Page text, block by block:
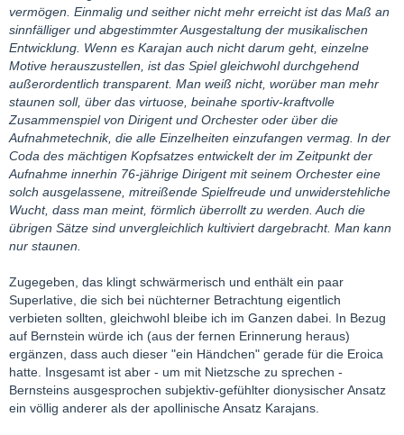
vermögen. Einmalig und seither nicht mehr erreicht ist das Maß an
sinnfälliger und abgestimmter Ausgestaltung der musikalischen
Entwicklung. Wenn es Karajan auch nicht darum geht, einzelne
Motive herauszustellen, ist das Spiel gleichwohl durchgehend
außerordentlich transparent. Man weiß nicht, worüber man mehr
staunen soll, über das virtuose, beinahe sportiv-kraftvolle
Zusammenspiel von Dirigent und Orchester oder über die
Aufnahmetechnik, die alle Einzelheiten einzufangen vermag. In der
Coda des mächtigen Kopfsatzes entwickelt der im Zeitpunkt der
Aufnahme innerhin 76-jährige Dirigent mit seinem Orchester eine
solch ausgelassene, mitreißende Spielfreude und unwiderstehliche
Wucht, dass man meint, förmlich überrollt zu werden. Auch die
übrigen Sätze sind unvergleichlich kultiviert dargebracht. Man kann
nur staunen.
Zugegeben, das klingt schwärmerisch und enthält ein paar
Superlative, die sich bei nüchterner Betrachtung eigentlich
verbieten sollten, gleichwohl bleibe ich im Ganzen dabei. In Bezug
auf Bernstein würde ich (aus der fernen Erinnerung heraus)
ergänzen, dass auch dieser "ein Händchen" gerade für die Eroica
hatte. Insgesamt ist aber - um mit Nietzsche zu sprechen -
Bernsteins ausgesprochen subjektiv-gefühlter dionysischer Ansatz
ein völlig anderer als der apollinische Ansatz Karajans.